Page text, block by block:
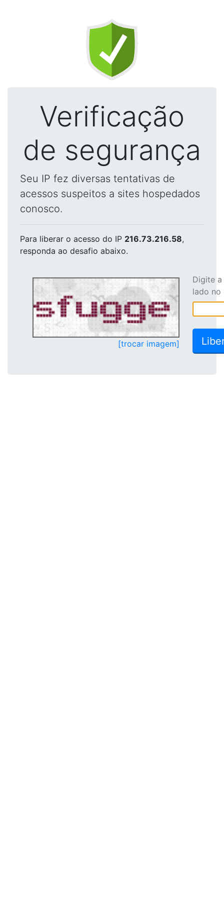
Verificação
de segurança
Seu IP fez diversas tentativas de
acessos suspeitos a sites hospedados
conosco.
Para liberar o acesso do IP 216.73.216.58,
responda ao desafio abaixo.
[trocar imagem]
Digite
lado no